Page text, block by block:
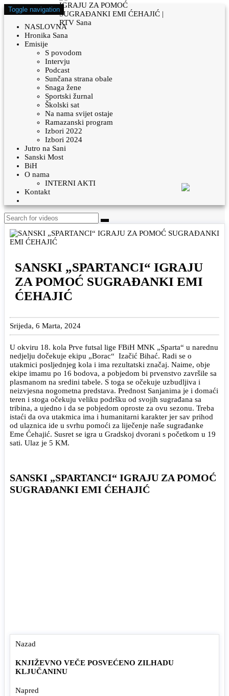
Toggle navigation
NASLOVNA
Hronika Sana
Emisije
S povodom
Intervju
Podcast
Sunčana strana obale
Snaga žene
Sportski žurnal
Školski sat
Na nama svijet ostaje
Ramazanski program
Izbori 2022
Izbori 2024
Jutro na Sani
Sanski Most
BiH
O nama
INTERNI AKTI
Kontakt
SANSKI „SPARTANCI“ IGRAJU
ZA POMOĆ SUGRAĐANKI EMI
ĆEHAJIĆ
Srijeda, 6 Marta, 2024
U okviru 18. kola Prve futsal lige FBiH MNK „Sparta“ u narednu
nedjelju dočekuje ekipu „Borac“ Izačić Bihać. Radi se o
utakmici posljednjeg kola i ima rezultatski značaj. Naime, obje
ekipe imamu po 16 bodova, a pobjedom bi prvenstvo završile sa
plasmanom na sredini tabele. S toga se očekuje uzbudljiva i
neizvjesna nogometna predstava. Prednost Sanjanima je i domaći
teren i stoga očekuju veliku podršku od svojih sugrađana sa
tribina, a ujedno i da se pobjedom oproste za ovu sezonu. Treba
istaći da ova utakmica ima i humanitarni karakter jer sav prihod
od ulaznica ide u svrhu pomoći za liječenje naše sugrađanke
Eme Ćehajić. Susret se igra u Gradskoj dvorani s početkom u 19
sati. Ulaz je 5 KM.
SANSKI „SPARTANCI“ IGRAJU ZA POMOĆ
SUGRAĐANKI EMI ĆEHAJIĆ
Nazad
KNJIŽEVNO VEČE POSVEĆENO ZILHADU
KLJUČANINU
Napred